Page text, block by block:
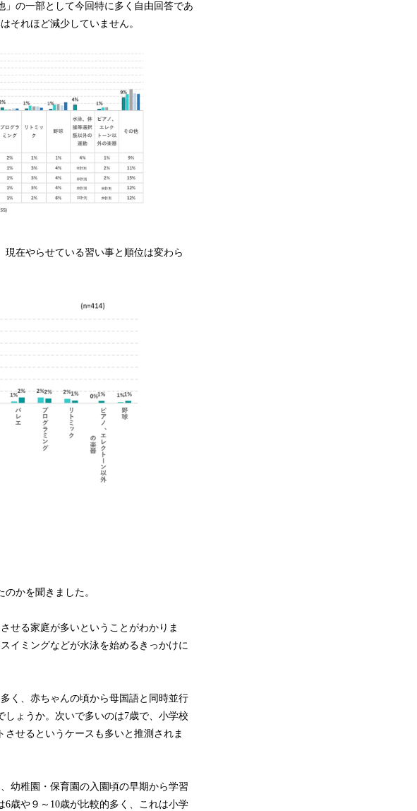
の一部として今回特に多く自由回答であ
それほど減少していません。
在やらせている習い事と順位は変わら
かを聞きました。
せる家庭が多いということがわかりま
イミングなどが水泳を始めるきっかけに
く、赤ちゃんの頃から母国語と同時並行
ょうか。次いで多いのは7歳で、小学校
せるというケースも多いと推測されま
幼稚園・保育園の入園頃の早期から学習
歳や９～10歳が比較的多く、これは小学